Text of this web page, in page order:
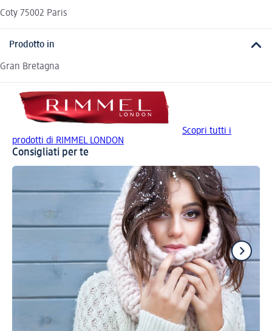
Coty 75002 Paris
Prodotto in
Gran Bretagna
Scopri tutti i
prodotti di RIMMEL LONDON
Consigliati per te